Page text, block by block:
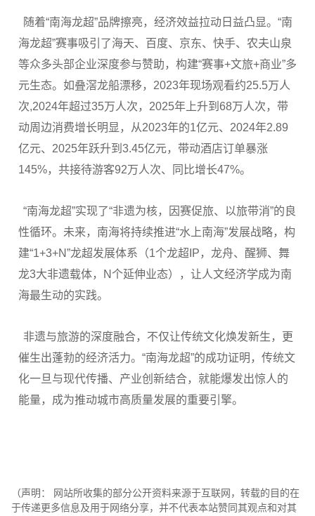
随着“南海龙超”品牌擦亮，经济效益拉动日益凸显。“南
海龙超”赛事吸引了海天、百度、京东、快手、农夫山泉
等众多头部企业深度参与赞助，构建“赛事+文旅+商业”多
元生态。如叠滘龙船漂移，2023年现场观看约25.5万人
次,2024年超过35万人次，2025年上升到68万人次，带
动周边消费增长明显，从2023年的1亿元、2024年2.89
亿元、2025年跃升到3.45亿元，带动酒店订单暴涨
145%，共接待游客92万人次、同比增长47%。
“南海龙超”实现了“非遗为核，因赛促旅、以旅带消”的良
性循环。未来，南海将持续推进“水上南海”发展战略，构
建“1+3+N”龙超发展体系（1个龙超IP，龙舟、醒狮、舞
龙3大非遗载体，N个延伸业态），让人文经济学成为南
海最生动的实践。
非遗与旅游的深度融合，不仅让传统文化焕发新生，更
催生出蓬勃的经济活力。“南海龙超”的成功证明，传统文
化一旦与现代传播、产业创新结合，就能爆发出惊人的
能量，成为推动城市高质量发展的重要引擎。
（声明： 网站所收集的部分公开资料来源于互联网，转载的目的在
于传递更多信息及用于网络分享，并不代表本站赞同其观点和对其